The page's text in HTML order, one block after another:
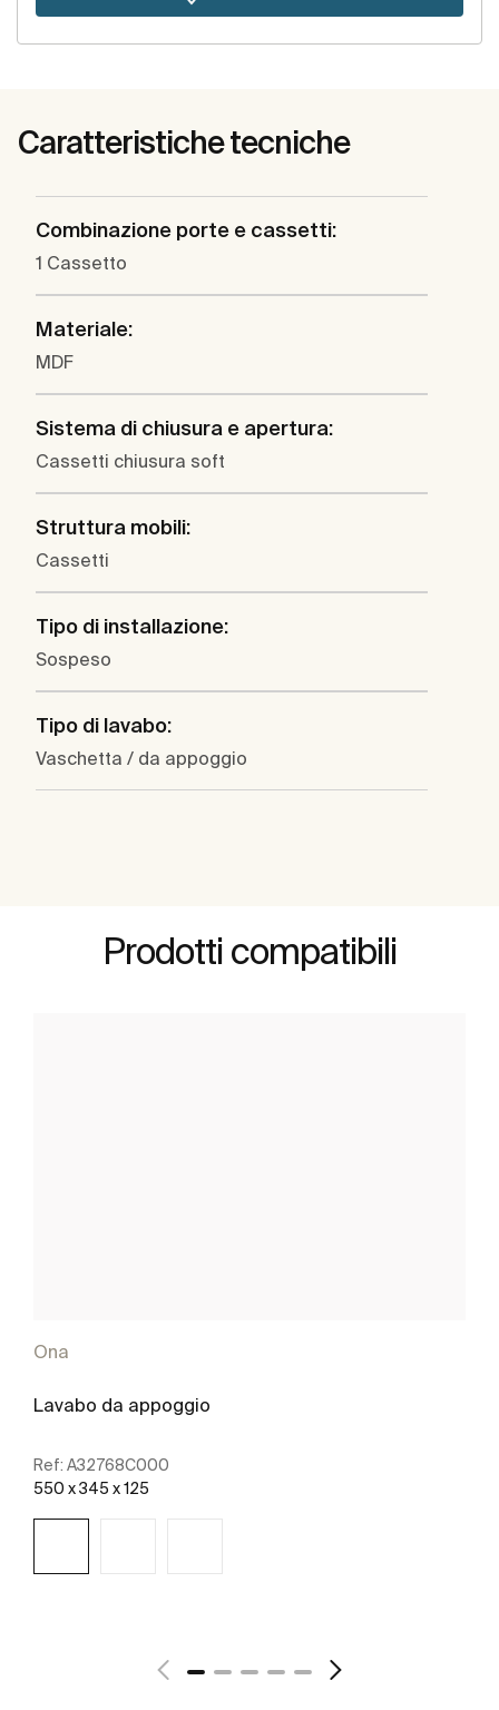
Caratteristiche tecniche
Combinazione porte e cassetti:
1 Cassetto
Materiale:
MDF
Sistema di chiusura e apertura:
Cassetti chiusura soft
Struttura mobili:
Cassetti
Tipo di installazione:
Sospeso
Tipo di lavabo:
Vaschetta / da appoggio
Prodotti compatibili
Ona
Lavabo da appoggio
Ref: A32768C000
550 x 345 x 125